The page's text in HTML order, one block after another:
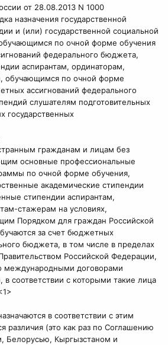
от 28.08.2013 N 1000
назначения государственной
и (или) государственной социальной
по очной форме обучения
федерального бюджета,
аспирантам, ординаторам,
обучающимся по очной форме
ассигнований федерального
слушателям подготовительных
государственных
гражданам и лицам без
основные профессиональные
по очной форме обучения,
академические стипендии
стипендии аспирантам,
стажерам на условиях,
Порядком для граждан Российской
за счет бюджетных
бюджета, в том числе в пределах
Российской Федерации,
международными договорами
в соответствии с которыми такие лица
в соответствии с этим
различия (это как раз по Соглашению
Белорусью, Кыргызстаном и